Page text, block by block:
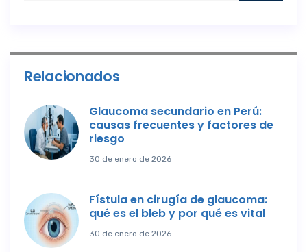
Relacionados
Glaucoma secundario en Perú:
causas frecuentes y factores de
riesgo
30 de enero de 2026
Fístula en cirugía de glaucoma:
qué es el bleb y por qué es vital
30 de enero de 2026